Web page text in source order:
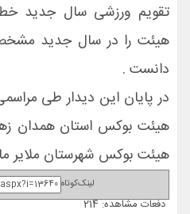
تقویم ورزشی سال جدید
هیئت را در سال جدید
دانست .
در پایان این دیدار طی
هیئت بوکس استان همدان
هیئت بوکس شهرستان ملایر
لینک‌کوتاه
دفعات مشاهده: 214